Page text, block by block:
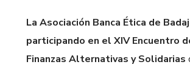
La Asociación Banca Ética de
participando en el XIV Encuentro
Finanzas Alternativas y Solidarias